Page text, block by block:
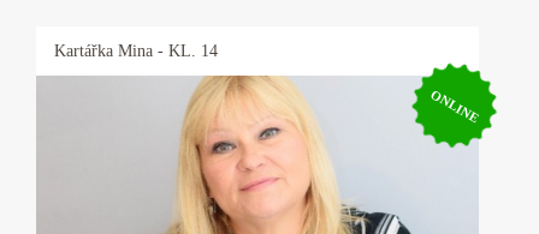
Kartářka Mina - KL. 14
ONLINE
Kartářka Mina
Výkladem z karet se zabývám 20let a vykládám